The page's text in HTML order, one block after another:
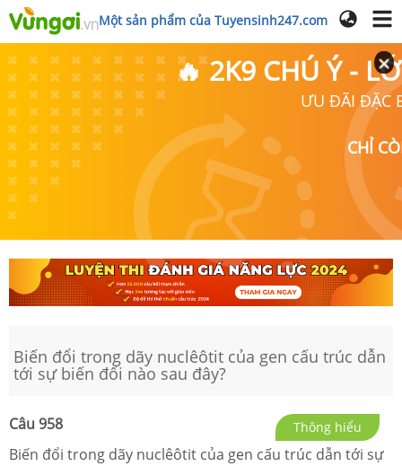
Một sản phẩm của Tuyensinh247.com
🔥 2K9 CHÚ Ý -
ƯU ĐÃI ĐẶC
CHỈ
Biến đổi trong dãy nuclêôtit của gen cấu trúc dẫn
tới sự biến đổi nào sau đây?
Câu 958 Thông hiểu
Biến đổi trong dãy nuclêôtit của gen cấu trúc dẫn tới sự